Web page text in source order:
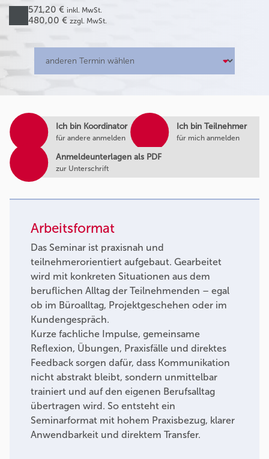
571,20 € inkl. MwSt.
480,00 € zzgl. MwSt.
Arbeitsformat
Das Seminar ist praxisnah und
teilnehmerorientiert aufgebaut. Gearbeitet
wird mit konkreten Situationen aus dem
beruflichen Alltag der Teilnehmenden – egal
ob im Büroalltag, Projektgeschehen oder im
Kundengespräch.
Kurze fachliche Impulse, gemeinsame
Reflexion, Übungen, Praxisfälle und direktes
Feedback sorgen dafür, dass Kommunikation
nicht abstrakt bleibt, sondern unmittelbar
trainiert und auf den eigenen Berufsalltag
übertragen wird. So entsteht ein
Seminarformat mit hohem Praxisbezug, klarer
Anwendbarkeit und direktem Transfer.
Ich bin Koordinator
für andere anmelden
Ich bin Teilnehmer
für mich anmelden
Anmeldeunterlagen als PDF
zur Unterschrift